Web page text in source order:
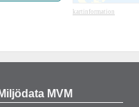
kartinformation
MVM